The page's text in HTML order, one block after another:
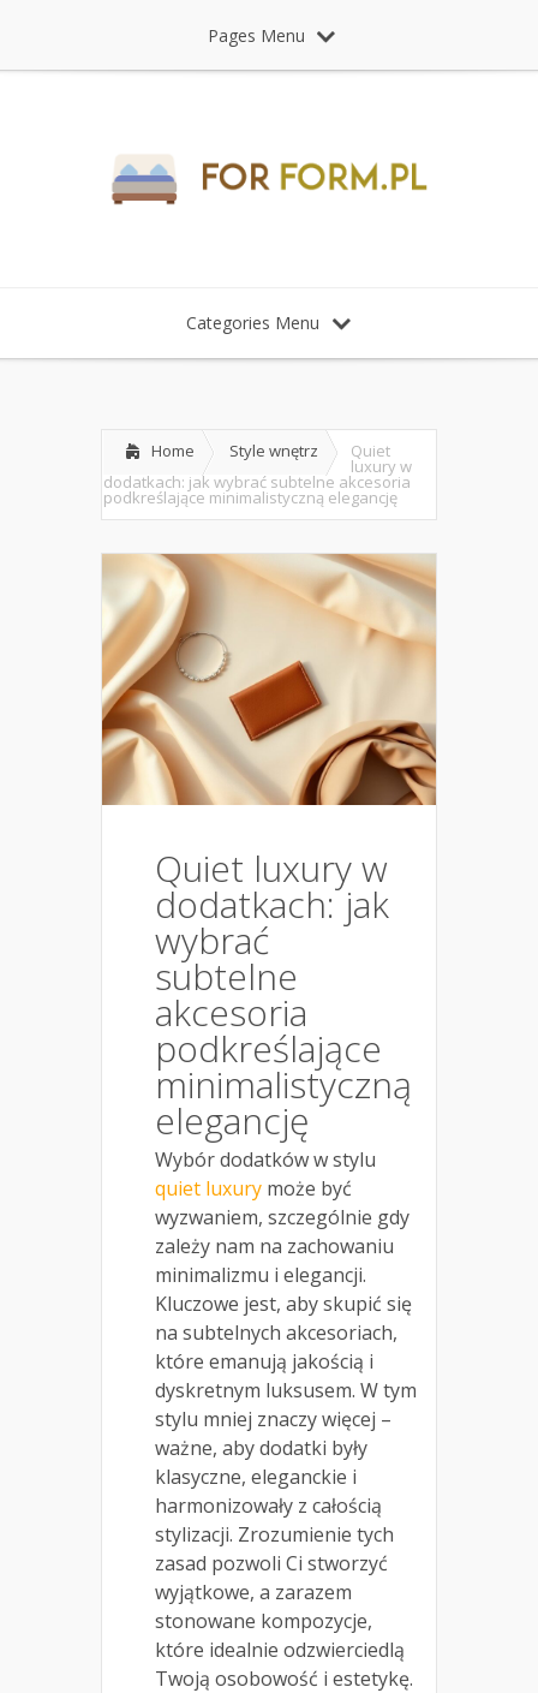
Pages Menu
Categories Menu
Home Style wnętrz Quiet
luxury w
dodatkach: jak wybrać subtelne akcesoria
podkreślające minimalistyczną elegancję
Quiet luxury w
dodatkach: jak
wybrać
subtelne
akcesoria
podkreślające
minimalistyczną
elegancję
Wybór dodatków w stylu
quiet luxury może być
wyzwaniem, szczególnie gdy
zależy nam na zachowaniu
minimalizmu i elegancji.
Kluczowe jest, aby skupić się
na subtelnych akcesoriach,
które emanują jakością i
dyskretnym luksusem. W tym
stylu mniej znaczy więcej –
ważne, aby dodatki były
klasyczne, eleganckie i
harmonizowały z całością
stylizacji. Zrozumienie tych
zasad pozwoli Ci stworzyć
wyjątkowe, a zarazem
stonowane kompozycje,
które idealnie odzwierciedlą
Twoją osobowość i estetykę.